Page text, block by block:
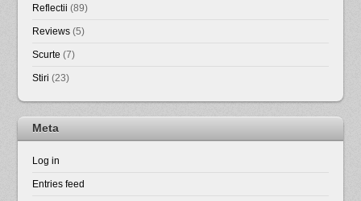
Reflectii (89)
Reviews (5)
Scurte (7)
Stiri (23)
Meta
Log in
Entries feed